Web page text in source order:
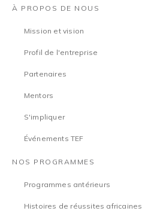
À PROPOS DE NOUS
Mission et vision
Profil de l'entreprise
Partenaires
Mentors
S'impliquer
Événements TEF
NOS PROGRAMMES
Programmes antérieurs
Histoires de réussites africaines